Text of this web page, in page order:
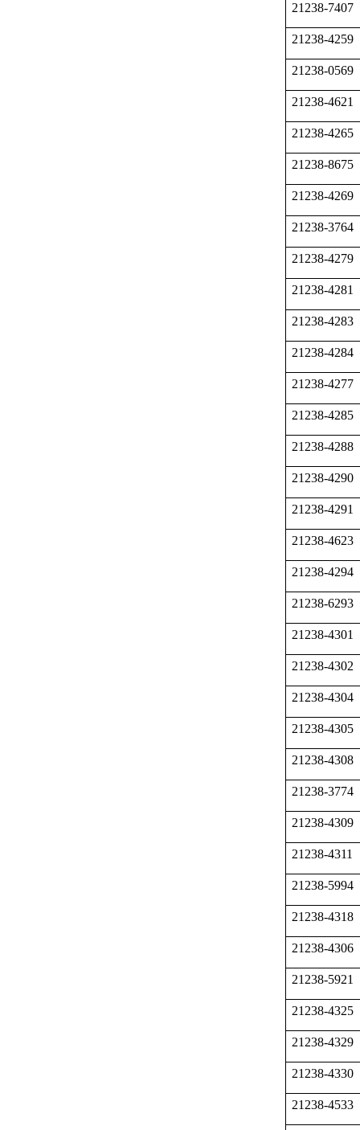
21238-7407
21238-4259
21238-0569
21238-4621
21238-4265
21238-8675
21238-4269
21238-3764
21238-4279
21238-4281
21238-4283
21238-4284
21238-4277
21238-4285
21238-4288
21238-4290
21238-4291
21238-4623
21238-4294
21238-6293
21238-4301
21238-4302
21238-4304
21238-4305
21238-4308
21238-3774
21238-4309
21238-4311
21238-5994
21238-4318
21238-4306
21238-5921
21238-4325
21238-4329
21238-4330
21238-4533